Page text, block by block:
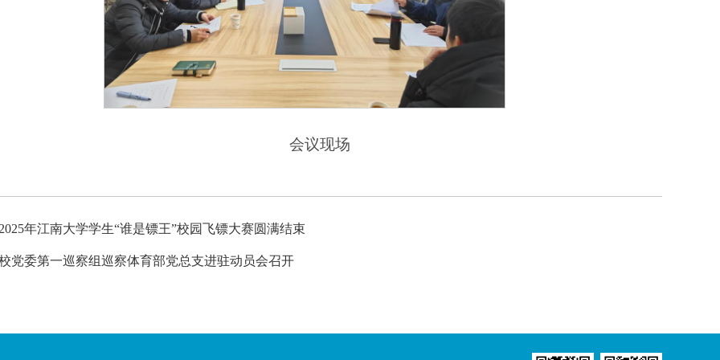
会议现场
2025年江南大学学生“谁是镖王”校园飞镖大赛圆满结束
党委第一巡察组巡察体育部党总支进驻动员会召开